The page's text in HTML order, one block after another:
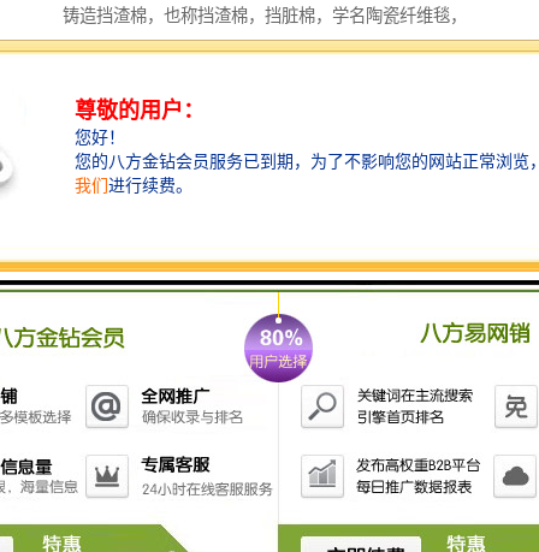
铸造挡渣棉，也称挡渣棉，挡脏棉，学名陶瓷纤维毯，
陶盾毯。铸造浇注时挡渣棉始终在浇包口处形成一条不
挡渣棉有好的隔热、保温、遮光、防作用，使用挡渣棉
******了钢铁水浇注的纯净度和浇注过程的安全性，浇
注完毕挡渣棉一扒即落